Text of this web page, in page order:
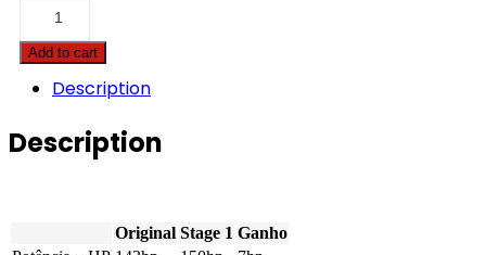
C8
-
quantity
Add to cart
Description
Description
Original Stage 1 Ganho